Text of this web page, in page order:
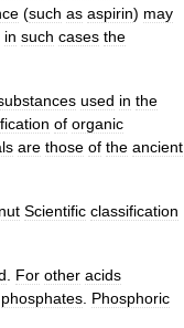
(such as aspirin) may
in such cases the
used in the
of organic
are those of the ancient
Scientific classification
For other acids
phosphates Phosphoric